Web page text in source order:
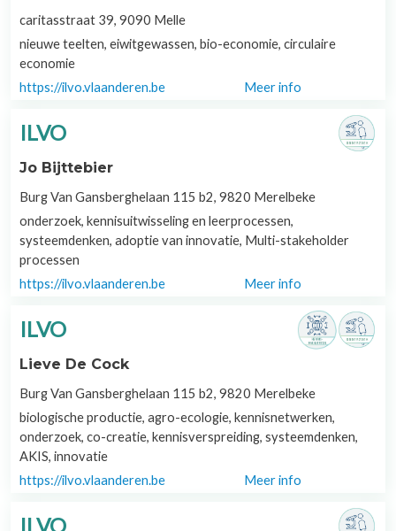
caritasstraat 39, 9090 Melle
nieuwe teelten, eiwitgewassen, bio-economie, circulaire
economie
https://ilvo.vlaanderen.be
Meer info
ILVO
Jo Bijttebier
Burg Van Gansberghelaan 115 b2, 9820 Merelbeke
onderzoek, kennisuitwisseling en leerprocessen,
systeemdenken, adoptie van innovatie, Multi-stakeholder
processen
https://ilvo.vlaanderen.be
Meer info
ILVO
Lieve De Cock
Burg Van Gansberghelaan 115 b2, 9820 Merelbeke
biologische productie, agro-ecologie, kennisnetwerken,
onderzoek, co-creatie, kennisverspreiding, systeemdenken,
AKIS, innovatie
https://ilvo.vlaanderen.be
Meer info
ILVO